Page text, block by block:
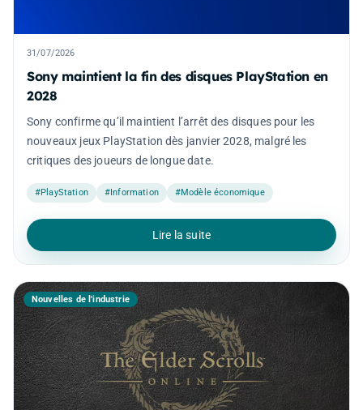
31/07/2026
Sony maintient la fin des disques PlayStation en
2028
Sony confirme qu’il maintient l’arrêt des disques pour les
nouveaux jeux PlayStation dès janvier 2028, malgré les
critiques des joueurs de longue date.
#PlayStation #Information #Modèle économique
Lire la suite
Nouvelles de l'industrie